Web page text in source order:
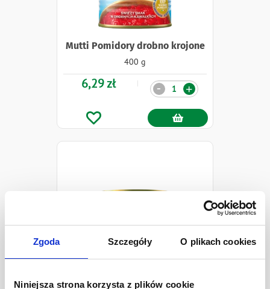
Zgoda Szczegóły O plikach cookies
Niniejsza strona korzysta z plików cookie
Mutti Pomidory drobno krojone
400 g
6,29 zł Ilość +
-